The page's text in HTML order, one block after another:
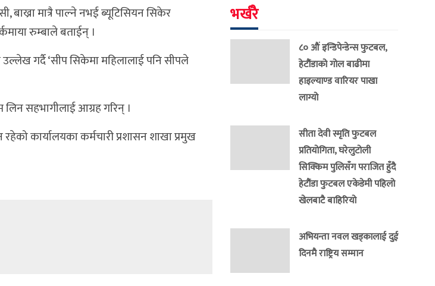
मात्रै पाल्ने नभई ब्यूटिसियन सिकेर
रुम्बाले बताईन् ।
गर्दै ‘सीप सिकेमा महिलालाई पनि सीपले
लिन सहभागीलाई आग्रह गरिन् ।
कार्यालयका कर्मचारी प्रशासन शाखा प्रमुख
भर्खरै
८० औं इन्डिपेन्डेन्स फुटबल,
हेटौंडाको गोल बाढीमा
हाइल्याण्ड वारियर पाखा
लाग्यो
सीता देवी स्मृति फुटबल
प्रतियोगिता, घरेलुटोली
सिक्किम पुलिसँग पराजित हुँदै
हेटौंडा फुटबल एकेडेमी पहिलो
खेलबाटै बाहिरियो
अभियन्ता नवल खड्कालाई दुई
दिनमै राष्ट्रिय सम्मान